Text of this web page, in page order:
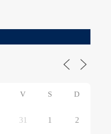
V S D
31 1 2